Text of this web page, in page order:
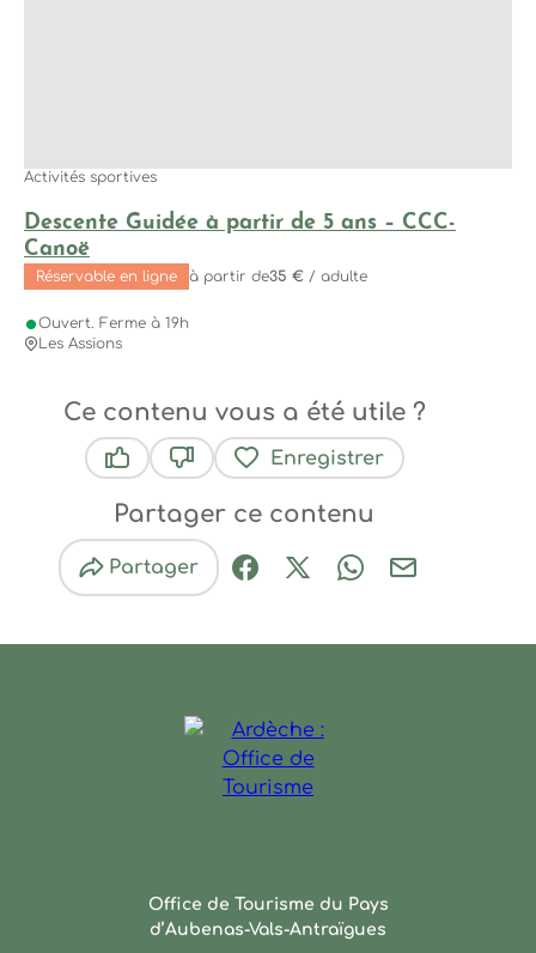
Descente Guidée à partir de 5 ans – CCC-
Canoë
Activités sportives
Réservable en ligne à partir de35 € / adulte
Ouvert. Ferme à 19h
Les Assions
Ce contenu vous a été utile ?
Enregistrer
Partager ce contenu
Partager
Partager sur Facebook
Partager sur X / Twitter
Partager sur
Partager par
Office de Tourisme du Pays
d’Aubenas-Vals-Antraïgues